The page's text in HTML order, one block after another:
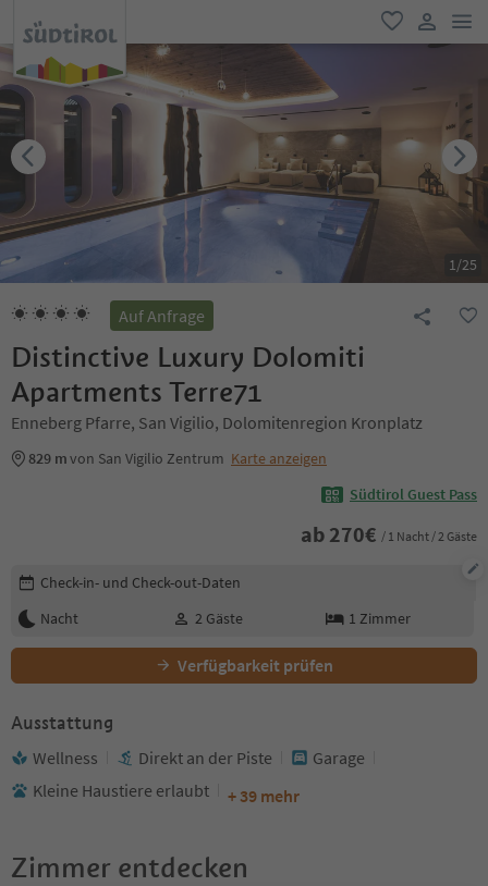
favorit
user link
1/25
Auf Anfrage
Distinctive Luxury Dolomiti
Apartments Terre71
Enneberg Pfarre, San Vigilio, Dolomitenregion Kronplatz
829 mvon San Vigilio Zentrum Karte anzeigen
Südtirol Guest Pass
ab 270€ / 1 Nacht / 2 Gäste
Buchungsdetails bearbeiten
Check-in- und Check-out-Daten
Nacht
2 Gäste 1 Zimmer
Verfügbarkeit prüfen
Ausstattung
Wellness Direkt an der Piste
Garage
Kleine Haustiere erlaubt
+ 39 mehr
Zimmer entdecken